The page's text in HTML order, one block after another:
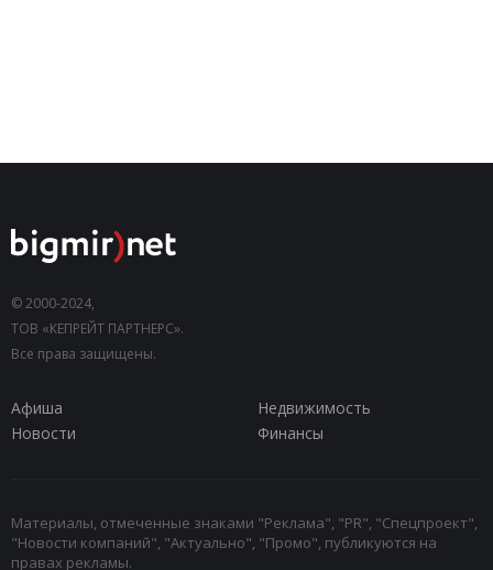
© 2000-2024,
ТОВ «КЕПРЕЙТ ПАРТНЕРС».
Все права защищены.
Афиша
Недвижимость
Новости
Финансы
Материалы, отмеченные знаками "Реклама", "PR", "Спецпроект",
"Новости компаний", "Актуально", "Промо", публикуются на
правах рекламы.